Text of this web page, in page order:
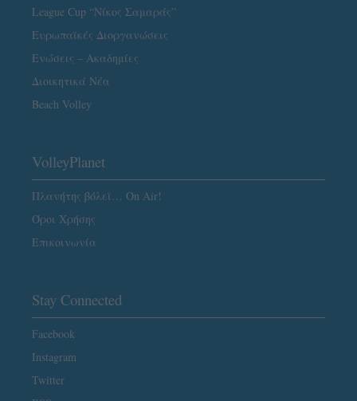
League Cup “Νίκος Σαμαράς”
Ευρωπαϊκές Διοργανώσεις
Ενώσεις – Ακαδημίες
Διοικητικά Νέα
Beach Volley
VolleyPlanet
Πλανήτης βόλεϊ… On Air!
Όροι Χρήσης
Επικοινωνία
Stay Connected
Facebook
Instagram
Twitter